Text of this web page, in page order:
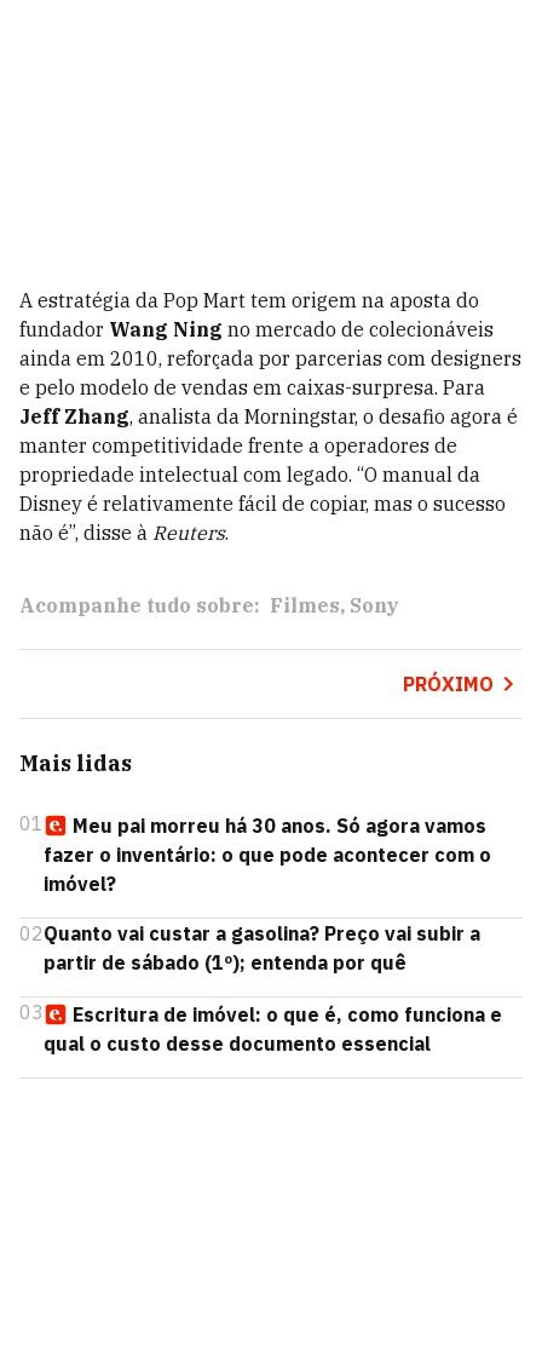
A estratégia da Pop Mart tem origem na aposta do
fundador Wang Ning no mercado de colecionáveis
ainda em 2010, reforçada por parcerias com designers
e pelo modelo de vendas em caixas-surpresa. Para
Jeff Zhang, analista da Morningstar, o desafio agora é
manter competitividade frente a operadores de
propriedade intelectual com legado. “O manual da
Disney é relativamente fácil de copiar, mas o sucesso
não é”, disse à Reuters.
Acompanhe tudo sobre: Filmes Sony
PRÓXIMO
Mais lidas
01
Meu pai morreu há 30 anos. Só agora vamos
fazer o inventário: o que pode acontecer com o
imóvel?
02Quanto vai custar a gasolina? Preço vai subir a
partir de sábado (1º); entenda por quê
03
Escritura de imóvel: o que é, como funciona e
qual o custo desse documento essencial